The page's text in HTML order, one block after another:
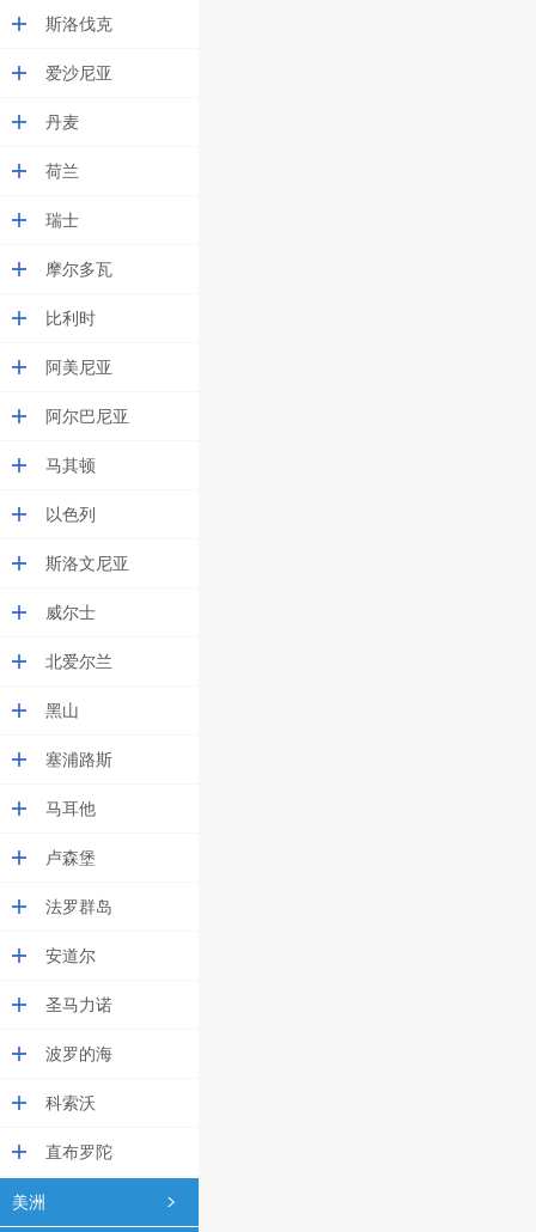
斯洛伐克
爱沙尼亚
丹麦
荷兰
瑞士
摩尔多瓦
比利时
阿美尼亚
阿尔巴尼亚
马其顿
以色列
斯洛文尼亚
威尔士
北爱尔兰
黑山
塞浦路斯
马耳他
卢森堡
法罗群岛
安道尔
圣马力诺
波罗的海
科索沃
直布罗陀
美洲